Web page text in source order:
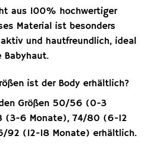
aus 100% hochwertiger
Material ist besonders
und hautfreundlich, ideal
Babyhaut.
ist der Body erhältlich?
Größen 50/56 (0-3
(3-6 Monate), 74/80 (6-12
92 (12-18 Monate) erhältlich.